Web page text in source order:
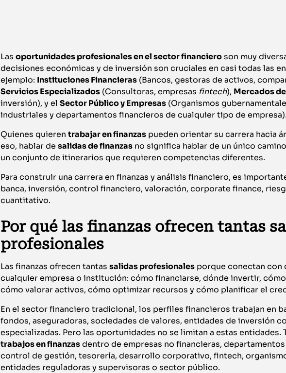
Las oportunidades profesionales en el sector financieroson muy
decisiones económicas y de inversión son cruciales en casi todas las
ejemplo: Instituciones Financieras (Bancos, gestoras de activos,
Servicios Especializados (Consultoras, empresas fintech), Mercados
inversión), y el Sector Público y Empresas (Organismos
industriales y departamentos financieros de cualquier tipo de empresa).
Quienes quieren trabajar en finanzas pueden orientar su carrera hacia
eso, hablar de salidas de finanzas no significa hablar de un único
un conjunto de itinerarios que requieren competencias diferentes.
Para construir una carrera en finanzas y análisis financiero, es
banca, inversión, control financiero, valoración, corporate finance,
cuantitativo.
Por qué las finanzas ofrecen tantas
profesionales
Las finanzas ofrecen tantas salidas profesionales porque conectan con
cualquier empresa o institución: cómo financiarse, dónde invertir,
cómo valorar activos, cómo optimizar recursos y cómo planificar el
En el sector financiero tradicional, los perfiles financieros trabajan en
fondos, aseguradoras, sociedades de valores, entidades de inversión
especializadas. Pero las oportunidades no se limitan a estas entidades.
trabajos en finanzasdentro de empresas no financieras,
control de gestión, tesorería, desarrollo corporativo, fintech,
entidades reguladoras y supervisoras o sector público.